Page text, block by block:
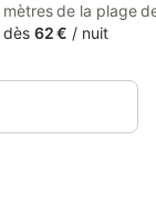
mètres de la plage
Salle de bain et WC
ou un lit de 180 Lit
dès 62 € / nuit